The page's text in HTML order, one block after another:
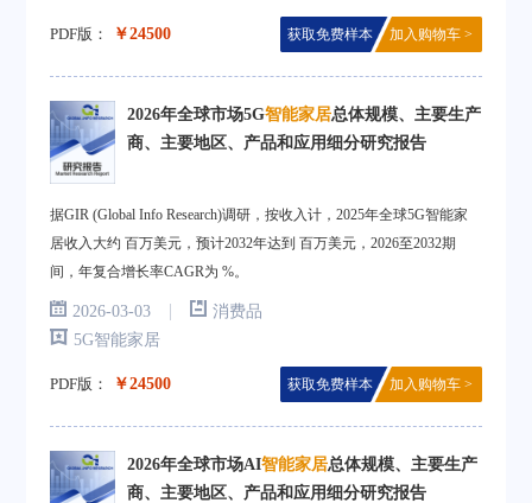
PDF版： ￥24500 获取免费样本 加入购物车 >
2026年全球市场5G智能家居总体规模、主要生产
商、主要地区、产品和应用细分研究报告
据GIR (Global Info Research)调研，按收入计，2025年全球5G智能家
居收入大约 百万美元，预计2032年达到 百万美元，2026至2032期
间，年复合增长率CAGR为 %。
2026-03-03 |
消费品
5G智能家居
PDF版： ￥24500 获取免费样本 加入购物车 >
2026年全球市场AI智能家居总体规模、主要生产
商、主要地区、产品和应用细分研究报告